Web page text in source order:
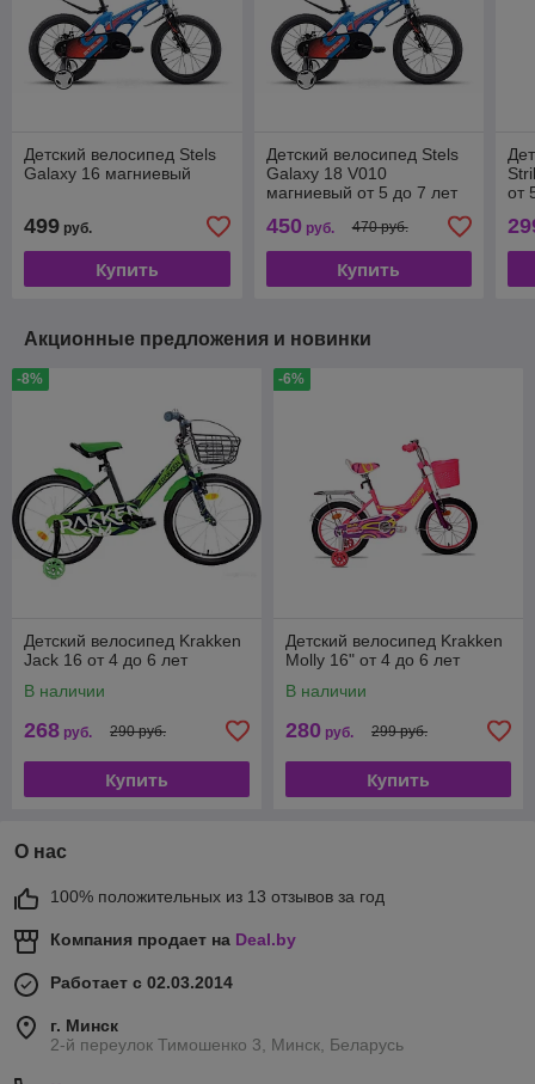
Детский велосипед Stels
Galaxy 16 магниевый
499 руб.
Купить
Детский велосипед Stels
Galaxy 18 V010
магниевый от 5 до 7 лет
450руб. 470 руб.
Купить
от
Акционные предложения и новинки
-8%
Детский велосипед Krakken
Jack 16 от 4 до 6 лет
В наличии
268 руб. 290 руб.
Купить
-6%
Детский велосипед Krakken
Molly 16" от 4 до 6 лет
В наличии
280 руб. 299 руб.
Купить
О нас
100% положительных из 13 отзывов за год
Компания продает на Deal.by
Работает с 02.03.2014
г. Минск
2-й переулок Тимошенко 3, Минск, Беларусь